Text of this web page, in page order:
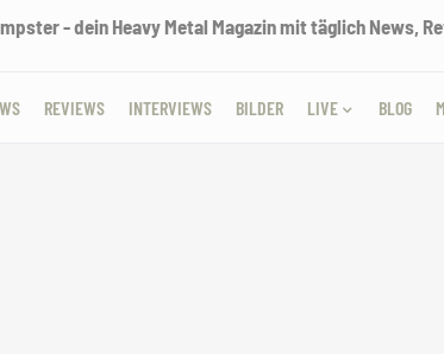
- dein Heavy Metal Magazin mit täglich News,
REVIEWS INTERVIEWS BILDER LIVE BLOG